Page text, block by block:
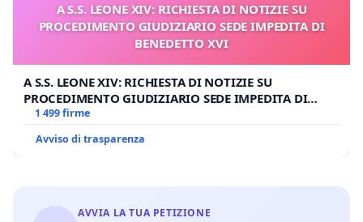
A S.S. LEONE XIV: RICHIESTA DI NOTIZIE SU
PROCEDIMENTO GIUDIZIARIO SEDE IMPEDITA DI
BENEDETTO XVI
A S.S. LEONE XIV: RICHIESTA DI NOTIZIE SU
PROCEDIMENTO GIUDIZIARIO SEDE IMPEDITA DI
BENEDETTO XVI
1 499 firme
Avviso di trasparenza
AVVIA LA TUA PETIZIONE